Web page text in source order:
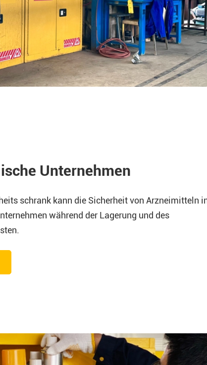
Unternehmen
schrank kann die Sicherheit von Arzneimitteln
während der Lagerung und des